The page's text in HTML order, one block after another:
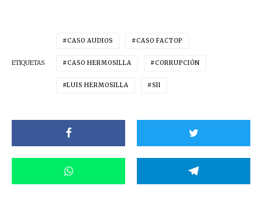
ETIQUETAS
CASO AUDIOS CASO FACTOP
CASO HERMOSILLA CORRUPCIÓN
LUIS HERMOSILLA SII